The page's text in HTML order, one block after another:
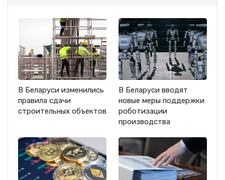
В Беларуси изменились
правила сдачи
строительных объектов
В Беларуси вводят
новые меры поддержки
роботизации
производства